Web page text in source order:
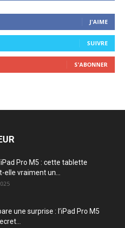
J'AIME
SUIVRE
S'ABONNER
Pro M5 : cette tablette
elle vraiment un...
une surprise : l’iPad Pro M5